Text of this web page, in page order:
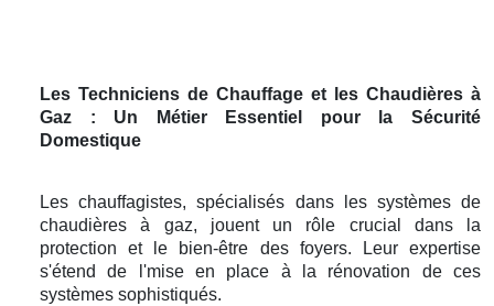
Les Techniciens de Chauffage et les Chaudières à
Gaz : Un Métier Essentiel pour la Sécurité
Domestique
Les chauffagistes, spécialisés dans les systèmes de
chaudières à gaz, jouent un rôle crucial dans la
protection et le bien-être des foyers. Leur expertise
s'étend de l'mise en place à la rénovation de ces
systèmes sophistiqués.